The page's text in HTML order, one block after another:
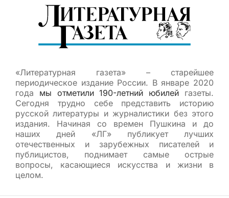
«Литературная газета» – старейшее
периодическое издание России. В январе 2020
года мы отметили 190-летний юбилей газеты.
Сегодня трудно себе представить историю
русской литературы и журналистики без этого
издания. Начиная со времен Пушкина и до
наших дней «ЛГ» публикует лучших
отечественных и зарубежных писателей и
публицистов, поднимает самые острые
вопросы, касающиеся искусства и жизни в
целом.